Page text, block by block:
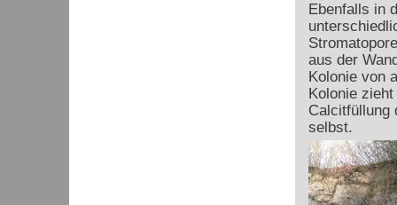
Ebenfalls in
aus der
Kolonie von
Kolonie
Calcitfüllung
selbst.